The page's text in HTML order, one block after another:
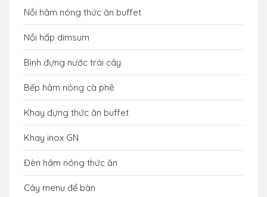
Nồi hâm nóng thức ăn buffet
Nồi hấp dimsum
Bình đựng nước trái cây
Bếp hâm nóng cà phê
Khay đựng thức ăn buffet
Khay inox GN
Đèn hâm nóng thức ăn
Cây menu để bàn